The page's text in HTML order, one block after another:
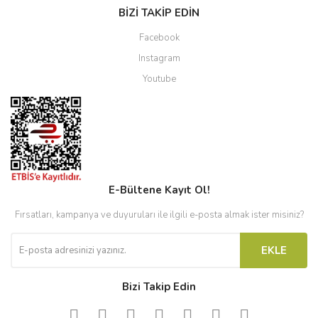
BİZİ TAKİP EDİN
Facebook
Instagram
Youtube
E-Bültene Kayıt Ol!
Fırsatları, kampanya ve duyuruları ile ilgili e-posta almak ister misiniz?
EKLE
Bizi Takip Edin